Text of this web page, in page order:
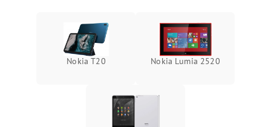
Сенсорное управление
Проблемы с механикой
Кнопки и органы управления
Nokia T20 Nokia Lumia 2520